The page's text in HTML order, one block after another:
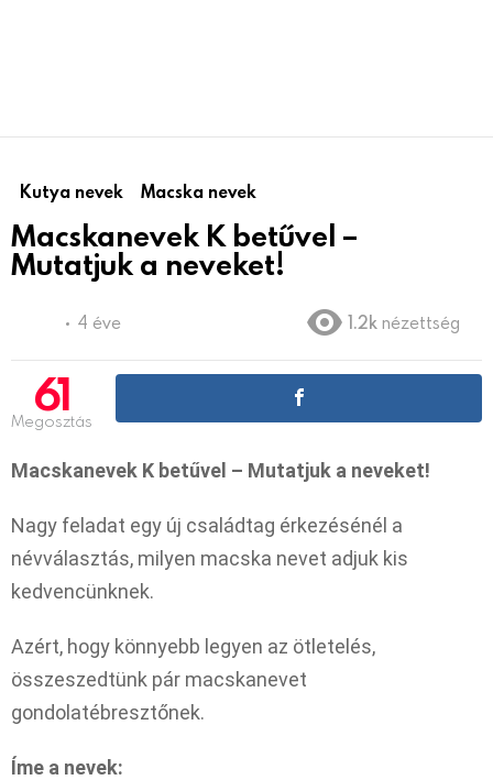
Kutya nevek Macska nevek
Macskanevek K betűvel –
Mutatjuk a neveket!
4 éve 1.2k nézettség
61
Megosztás
Macskanevek K betűvel – Mutatjuk a neveket!
Nagy feladat egy új családtag érkezésénél a
névválasztás, milyen macska nevet adjuk kis
kedvencünknek.
Azért, hogy könnyebb legyen az ötletelés,
összeszedtünk pár macskanevet
gondolatébresztőnek.
Íme a nevek: